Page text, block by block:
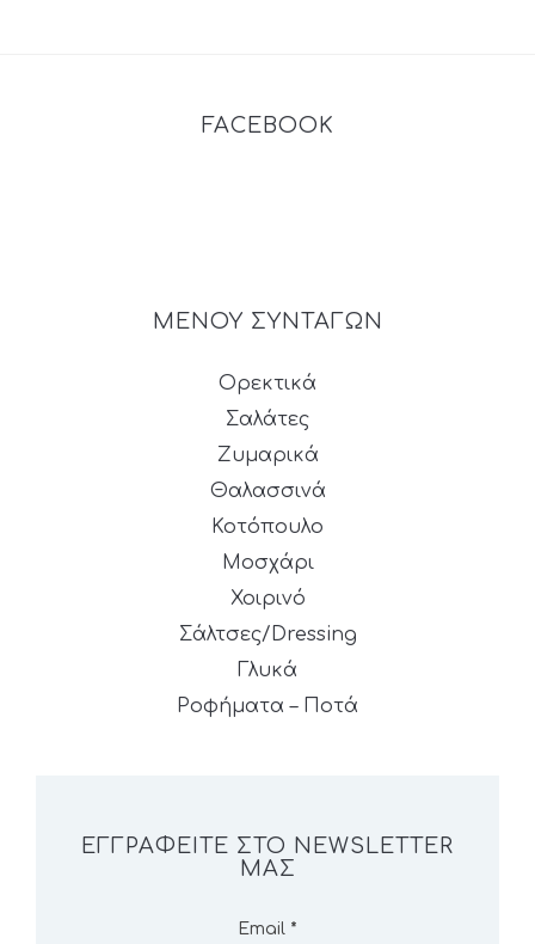
FACEBOOK
ΜΕΝΟΥ ΣΥΝΤΑΓΩΝ
Ορεκτικά
Σαλάτες
Ζυμαρικά
Θαλασσινά
Κοτόπουλο
Μοσχάρι
Χοιρινό
Σάλτσες/Dressing
Γλυκά
Ροφήματα – Ποτά
ΕΓΓΡΑΦΕΊΤΕ ΣΤΟ NEWSLETTER
ΜΑΣ
Email *